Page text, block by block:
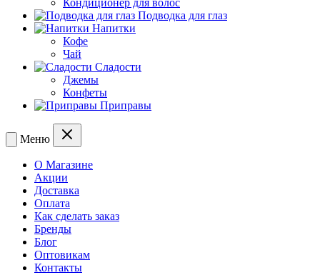
Кондиционер для волос
Подводка для глаз
Напитки
Кофе
Чай
Сладости
Джемы
Конфеты
Приправы
Меню
О Магазине
Акции
Доставка
Оплата
Как сделать заказ
Бренды
Блог
Оптовикам
Контакты